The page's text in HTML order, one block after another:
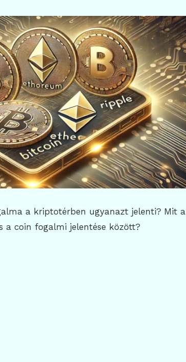
a kriptotérben ugyanazt jelenti? Mit a
a coin fogalmi jelentése között?